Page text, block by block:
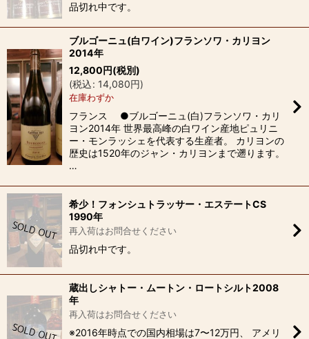
品切れ中です。
ブルゴーニュ(白ワイン)フランソワ・カリヨン
2014年
12,800円(税別)
(税込: 14,080円)
在庫わずか
フランス ●ブルゴーニュ(白)フランソワ・カリ
ヨン2014年 世界最高峰の白ワイン産地ピュリニ
ー・モンラッシェを代表する生産者。 カリヨンの
歴史は1520年のジャン・カリヨンまで遡ります。
…
希少！フォンシュトラッサー・エステートCS
1990年
再入荷はお問合せください
品切れ中です。
蔵出しシャトー・ムートン・ロートシルト2008
年
再入荷はお問合せください
※2016年時点での国内相場は7〜12万円、 アメリ